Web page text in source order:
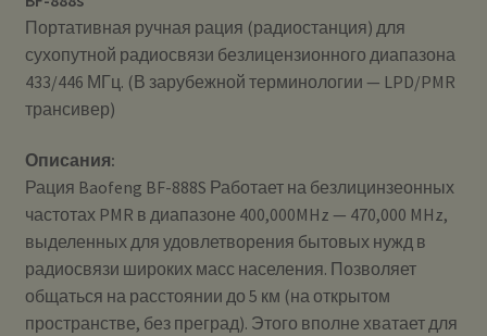
Портативная ручная рация (радиостанция) для
сухопутной радиосвязи безлицензионного диапазона
433/446 МГц. (В зарубежной терминологии — LPD/PMR
трансивер)
Описания:
Рация Baofeng BF-888S Работает на безлицинзеонных
частотах PMR в диапазоне 400,000MHz — 470,000 MHz,
выделенных для удовлетворения бытовых нужд в
радиосвязи широких масс населения. Позволяет
общаться на расстоянии до 5 км (на открытом
пространстве, без преград). Этого вполне хватает для